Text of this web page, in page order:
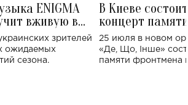
ENIGMA
вживую в
концерт
зрителей
ожидаемых
сезона.
В Киеве
концерт
Клименко:
исполнят песни
25 июля в новом
«Де, Що, Інше»
памяти фронтмена